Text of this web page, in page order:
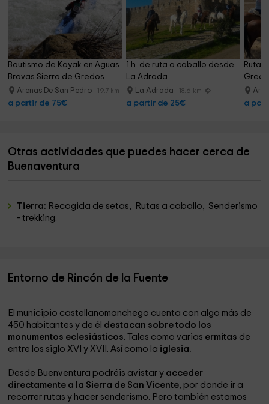
Bautismo de Kayak en Aguas
Bravas Sierra de Gredos
Arenas De San Pedro 19.7 km
a partir de 75€
1 h. de ruta a caballo desde
La Adrada
La Adrada 18.6 km
a partir de 25€
Ruta
a
Otras actividades que puedes hacer cerca de
Buenaventura
Tierra: Recogida de setas, Rutas a caballo, Senderismo
- trekking.
Entorno de Rincón de la Fuente
El municipio castellanomanchego cuenta con algo más de
450 habitantes y de él destacan sobre todo los
monumentos eclesiásticos. Tales como varias ermitas de
entre los siglo XVI y XVII. Así como la iglesia.
Desde Buenventura podréis avistar y acceder
directamente a la Sierra de San Vicente, por donde ir a
recorrer rutas y hacer senderismo. Pero también estamos